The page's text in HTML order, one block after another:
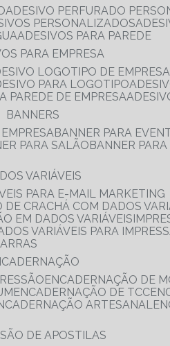
ADESIVO PERFURADO
PERSONALIZADOS
ADESIVOS PARA PAREDE
PARA EMPRESA
LOGOTIPO DE EMPRESA
PARA LOGOTIPO
PAREDE DE EMPRESA
BANNERS
EMPRESA BANNER PARA
PARA SALÃO BANNER
VARIÁVEIS
PARA E-MAIL MARKETING
DE CRACHÁ COM DADOS
EM DADOS VARIÁVEIS
VARIÁVEIS PARA
ENCADERNAÇÃO DE
ENCADERNAÇÃO DE TCC
ARTESANAL
DE APOSTILAS